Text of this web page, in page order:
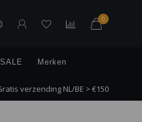
0
SALE Merken
verzending NL/BE > €150